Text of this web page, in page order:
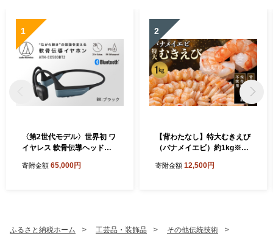
1
〈第2世代モデル〉世界初 ワ
イヤレス 軟骨伝導ヘッドホ
ク） オーディオテクニカ
寄附金額 65,000円
2
【背わたなし】特大むきえび
（バナメイエビ）約1kg※無
無し
寄附金額 12,500円
ふるさと納税ホーム 工芸品・装飾品
その他伝統技術